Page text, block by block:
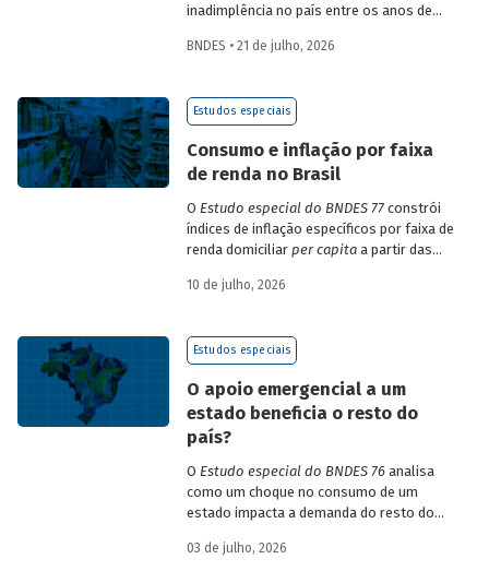
inadimplência no país entre os anos de
analíticos complementares: o porte da
econômica.
BNDES • 21 de julho, 2026
Estudos especiais
Consumo e inflação por faixa
de renda no Brasil
O Estudo especial do BNDES 77constrói
índices de inflação específicos por faixa de
renda domiciliar per capitaa partir das
associadas às variações de preços dos
ainda os microdados da Pnad Contínua
para analisar a evolução da renda dos
10 de julho, 2026
Estudos especiais
O apoio emergencial a um
estado beneficia o resto do
país?
O Estudo especial do BNDES 76analisa
como um choque no consumo de um
estado impacta a demanda do resto do
Grande do Sul.
03 de julho, 2026